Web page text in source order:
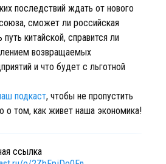
последствий ждать от нового
сможет ли российская
китайской, справится ли
возвращаемых
и что будет с льготной
подкаст, чтобы не пропустить
о том, как живет наша экономика!
ссылка